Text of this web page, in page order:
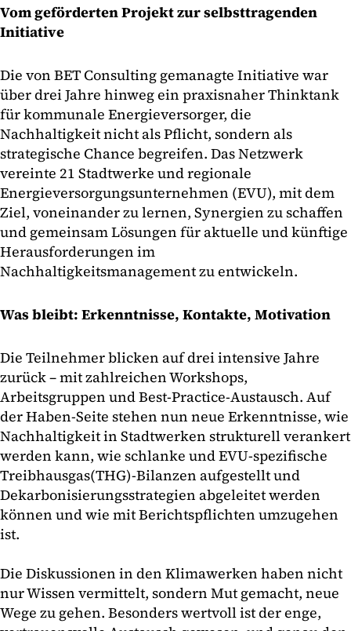
Vom geförderten Projekt zur selbsttragenden
Initiative
Die von BET Consulting gemanagte Initiative war
über drei Jahre hinweg ein praxisnaher Thinktank
für kommunale Energieversorger, die
Nachhaltigkeit nicht als Pflicht, sondern als
strategische Chance begreifen. Das Netzwerk
vereinte 21 Stadtwerke und regionale
Energieversorgungsunternehmen (EVU), mit dem
Ziel, voneinander zu lernen, Synergien zu schaffen
und gemeinsam Lösungen für aktuelle und künftige
Herausforderungen im
Nachhaltigkeitsmanagement zu entwickeln.
Was bleibt: Erkenntnisse, Kontakte, Motivation
Die Teilnehmer blicken auf drei intensive Jahre
zurück – mit zahlreichen Workshops,
Arbeitsgruppen und Best-Practice-Austausch. Auf
der Haben-Seite stehen nun neue Erkenntnisse, wie
Nachhaltigkeit in Stadtwerken strukturell verankert
werden kann, wie schlanke und EVU-spezifische
Treibhausgas(THG)-Bilanzen aufgestellt und
Dekarbonisierungsstrategien abgeleitet werden
können und wie mit Berichtspflichten umzugehen
ist.
Die Diskussionen in den Klimawerken haben nicht
nur Wissen vermittelt, sondern Mut gemacht, neue
Wege zu gehen. Besonders wertvoll ist der enge,